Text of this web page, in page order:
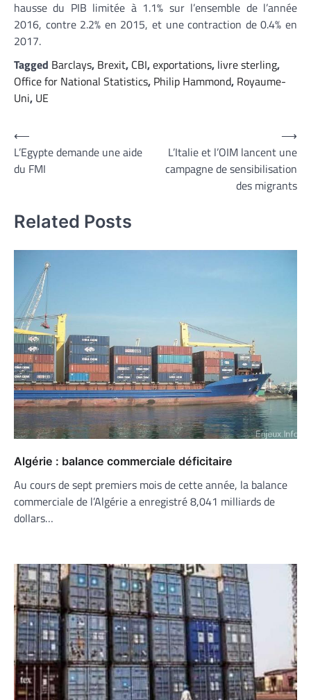
hausse du PIB limitée à 1.1% sur l’ensemble de l’année
2016, contre 2.2% en 2015, et une contraction de 0.4% en
2017.
Tagged Barclays, Brexit, CBI,exportations, livre sterling,
Office for National Statistics, Philip Hammond, Royaume-
Uni, UE
Navigation
de
l’article
⟵
L’Egypte demande une aide
du FMI
L’Italie et l’OIM lancent une
campagne de sensibilisation
des migrants
⟶
Related Posts
Algérie : balance commerciale déficitaire
Au cours de sept premiers mois de cette année, la balance
commerciale de l’Algérie a enregistré 8,041 milliards de
dollars…